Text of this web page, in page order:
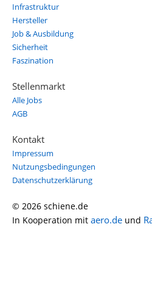
Infrastruktur
Hersteller
Job & Ausbildung
Sicherheit
Faszination
Stellenmarkt
Alle Jobs
AGB
Kontakt
Impressum
Nutzungsbedingungen
Datenschutzerklärung
© 2026 schiene.de
In Kooperation mit aero.de und